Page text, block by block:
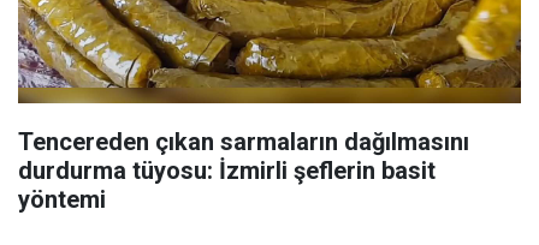
Tencereden çıkan sarmaların dağılmasını
durdurma tüyosu: İzmirli şeflerin basit
yöntemi